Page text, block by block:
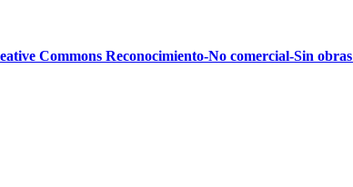
Commons Reconocimiento-No comercial-Sin